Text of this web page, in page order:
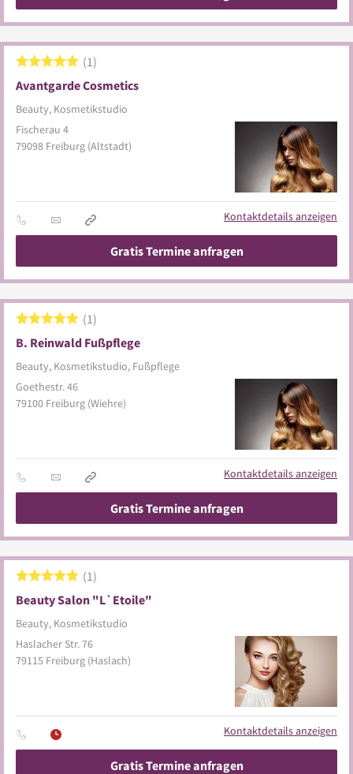
Avantgarde Cosmetics
Beauty, Kosmetikstudio
1
Fischerau 4
79098 Freiburg (Altstadt)
Kontaktdetails anzeigen
Gratis Termine anfragen
B. Reinwald Fußpflege
Beauty, Kosmetikstudio, Fußpflege
1
Goethestr. 46
79100 Freiburg (Wiehre)
Kontaktdetails anzeigen
Gratis Termine anfragen
Beauty Salon "L`Etoile"
Beauty, Kosmetikstudio
1
Haslacher Str. 76
79115 Freiburg (Haslach)
Kontaktdetails anzeigen
Gratis Termine anfragen